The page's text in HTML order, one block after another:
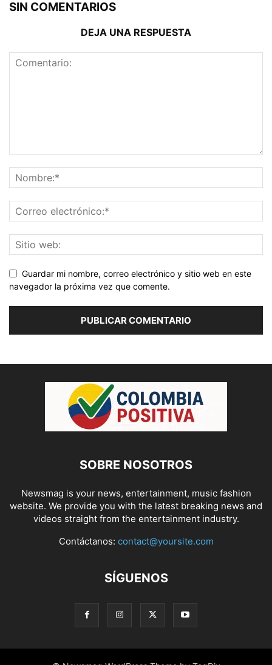
SIN COMENTARIOS
DEJA UNA RESPUESTA
Guardar mi nombre, correo electrónico y sitio web en este
navegador la próxima vez que comente.
SOBRE NOSOTROS
Newsmag is your news, entertainment, music fashion
website. We provide you with the latest breaking news and
videos straight from the entertainment industry.
Contáctanos: contact@yoursite.com
SÍGUENOS